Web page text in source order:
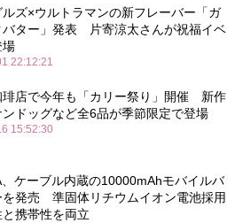
ルズ×ウルトラマンの新フレーバー「ガ
バター」発表 片寄涼太さんが祝福イベ
場
22:12:21
琲店で今年も「カリー祭り」開催 新作
ンドッグなど全6品が季節限定で登場
15:52:30
ケーブル内蔵の10000mAhモバイルバ
を発売 準固体リチウムイオン電池採用
携帯性を両立